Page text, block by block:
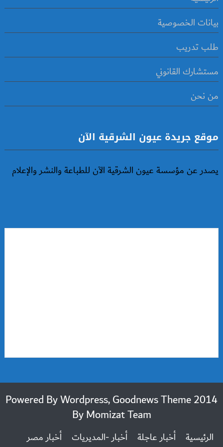
بيانات الخصوصية
طلب تدريب
مستشارك القانوني
من نحن
موقع جريدة عيون الشرقية الآن
يصدر عن مؤسسة عيون الشرقية الآن للطباعة والنشر والإعلام
2014 Powered By Wordpress, Goodnews Theme
ByMomizat Team
الرئيسية أخبار عاجلة أخبار -المديريات
أخبار مصر